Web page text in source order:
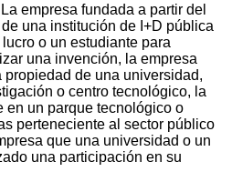
empresa fundada a partir del
una institución de I+D pública
o un estudiante para
una invención, la empresa
de una universidad,
o centro tecnológico, la
en un parque tecnológico o
perteneciente al sector público
que una universidad o un
una participación en su